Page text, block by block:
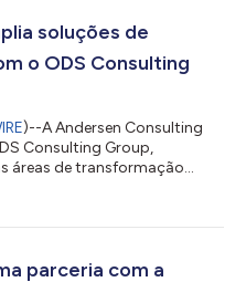
de aplicativos. A
setores d...
soluções de
o ODS Consulting
)--A Andersen Consulting
Consulting Group,
áreas de transformação
de consultoria a
Turquia e em mercados
parceria com a